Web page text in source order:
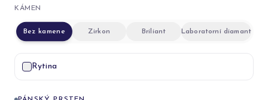
KÁMEN
Bez kamene Zirkon Briliant Laboratorní diamant
Rytina